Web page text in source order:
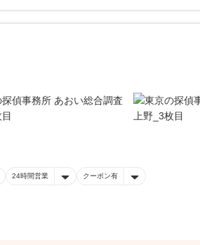
24時間営業 クーポン有